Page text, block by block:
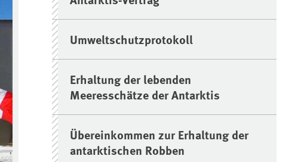
Umweltschutzprotokoll
Erhaltung der lebenden
Meeresschätze der Antarktis
Übereinkommen zur Erhaltung der
antarktischen Robben